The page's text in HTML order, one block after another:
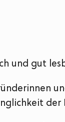
und gut
der